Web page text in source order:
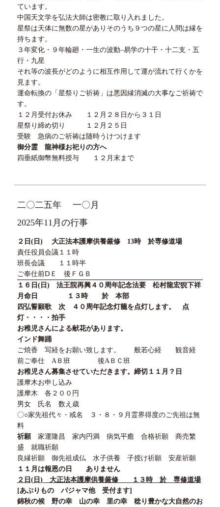
ています。
中国天文学を弘法大師は密教に取り入れました。
星祭は天体に無数の星がありそのうち９つの星に人間は縁を
持ちます。
３年変化・９年輪廻・一生の波動–易学の十干・十二支・五
行・九星
それ等の波長がどのように相互作用して運が流れて行くかを
見ます。
運命転換の「星祭りご祈祷」は悪因縁消滅の大事なご祈祷で
す。
１２月受付お休み
１２ 月 ２８ 日から ３１ 日
星祭り締め切り
１２ 月 ２５ 日
受験 急病のご祈祷は随時うけつけます
御分霊 龍神様お祀りの方へ
四垂紙御幣無料授与
１２ 月末まで
二〇二五年
一〇月
2025年11月の行事
２日 (日 ) 大正法本護摩供養厳修 13時 於専修道場
責任役員会議１１時
班長会議 １１時半
ご奉仕前ⅮＥ 後ＦＧＢ
１６日(日) 法王院再興４０周年記念法要 松村龍宏猊下祥
月命日 １３時 於 本部
四弘誓願歌 次 ４０周年記念灯籠を点灯します。 点
灯・・・・拍手
お稚児さんによる献花があります。
インド舞踊
ご焼香 写経をお願い致します。 般若心経 観音経
前ご奉仕 A Ｂ班 後A ＢＣ班
お稚児さん募集させていただきます。締切 １１ 月 ？日
護摩木お申し込み
護摩木 各 ２００ 円
男女 氏名 数え歳
〇○家先祖代々・戒名 ３ ・ ８ ・ ９ 月霊界得度のご先祖は無
料
祈願 家運隆昌 家内円満 病気平癒 合格祈願 商売繁
盛 就職祈願
良縁祈願 御先祖成仏 水子供養 子授け祈願 安産祈願
１１ 月は報恩の日 ありません
２ 日 (日 ) 大正法本護摩供養厳修 １３ 時 於 専修道場
[あぶりもの パジャマ他 受付ます]
錦秋の候 野の幸 山の幸 里の幸 稔り豊かな大自然のお